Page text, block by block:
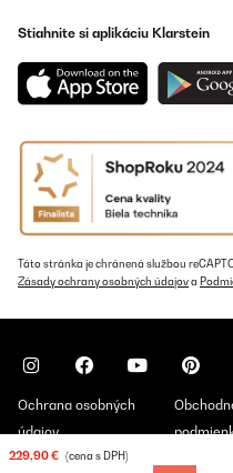
229,90 € (cena s DPH)
Stiahnite si aplikáciu Klarstein
Táto stránka je chránená službou
Zásady ochrany osobných údajova
Ochrana osobných
údajov